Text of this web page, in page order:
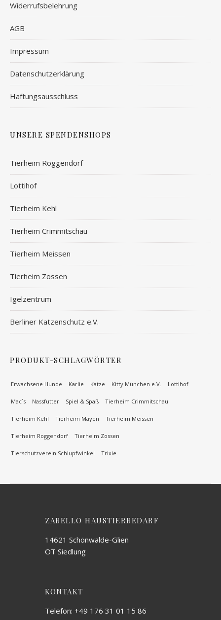
Widerrufsbelehrung
AGB
Impressum
Datenschutzerklärung
Haftungsausschluss
UNSERE SPENDENSHOPS
Tierheim Roggendorf
Lottihof
Tierheim Kehl
Tierheim Crimmitschau
Tierheim Meissen
Tierheim Zossen
Igelzentrum
Berliner Katzenschutz e.V.
PRODUKT-SCHLAGWÖRTER
Erwachsene Hunde Karlie Katze Kitty München e.V. Lottihof
Mac´s Nassfutter Spiel & Spaß Tierheim Crimmitschau
Tierheim Kehl Tierheim Mayen Tierheim Meissen
Tierheim Roggendorf Tierheim Zossen
Tierschutzverein Schlupfwinkel Trixie
ZABELLO HAUSTIERBEDARF
14621 Schönwalde-Glien
OT Siedlung
KONTAKT
Telefon: +49 176 31 01 15 86